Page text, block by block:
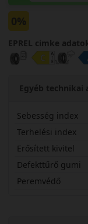
0%
EPREL cimke
Egyéb technikai
Sebesség index
Terhelési index
Erősített kivitel
Defekttűrő gumi
Peremvédő